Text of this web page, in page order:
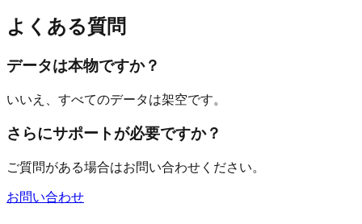
よくある質問
データは本物ですか？
いいえ、すべてのデータは架空です。
さらにサポートが必要ですか？
ご質問がある場合はお問い合わせください。
お問い合わせ